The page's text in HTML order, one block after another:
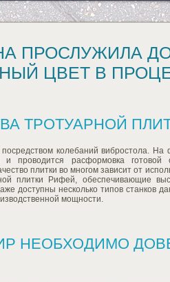
ПРОСЛУЖИЛА
ЦВЕТ В
ТРОТУАРНОЙ
колебаний вибростола. На
и проводится расформовка
плитки во многом зависит от
плитки Рифей, обеспечивающие
доступны несколько типов станков
мощности.
НЕОБХОДИМО